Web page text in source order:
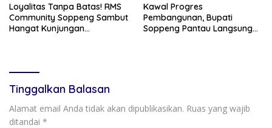
Loyalitas Tanpa Batas! RMS
Community Soppeng Sambut
Hangat Kunjungan
Kawal Progres
Pembangunan, Bupati
Soppeng Pantau Langsung
Tinggalkan Balasan
Alamat email Anda tidak akan dipublikasikan. Ruas yang wajib
ditandai *